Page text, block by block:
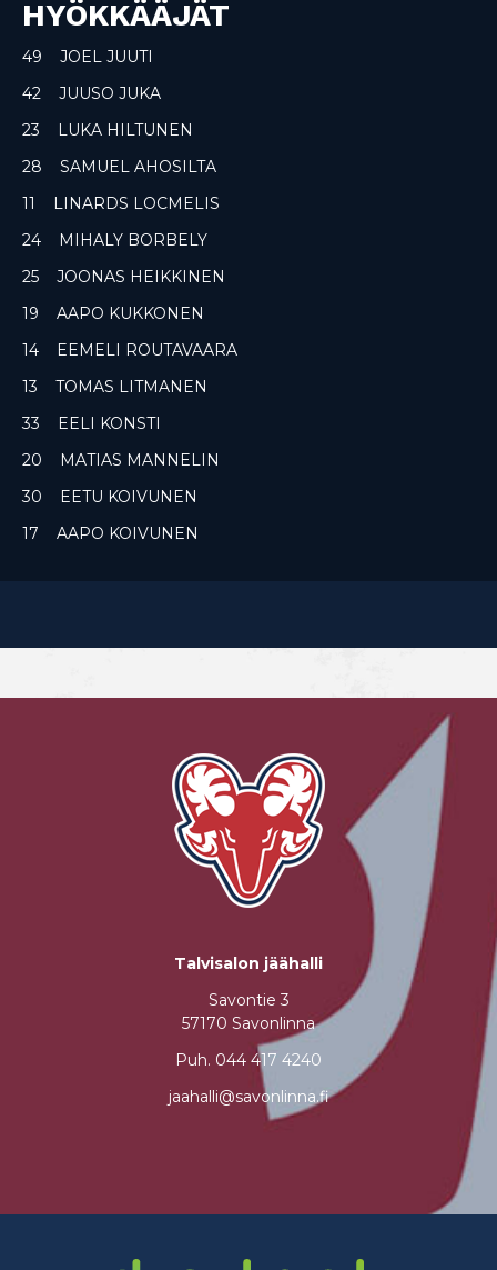
HYÖKKÄÄJÄT
49 JOEL JUUTI
42 JUUSO JUKA
23 LUKA HILTUNEN
28 SAMUEL AHOSILTA
11 LINARDS LOCMELIS
24 MIHALY BORBELY
25 JOONAS HEIKKINEN
19 AAPO KUKKONEN
14 EEMELI ROUTAVAARA
13 TOMAS LITMANEN
33 EELI KONSTI
20 MATIAS MANNELIN
30 EETU KOIVUNEN
17 AAPO KOIVUNEN
Talvisalon jäähalli
Savontie 3
57170 Savonlinna
Puh. 044 417 4240
jaahalli@savonlinna.fi